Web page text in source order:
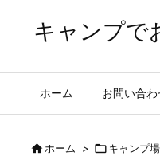
キャンプで
ホーム お問い合
ホーム > キャンプ場